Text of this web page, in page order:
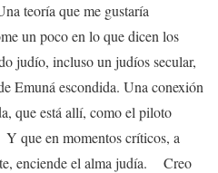
teoría que me gustaría
un poco en lo que dicen los
judío, incluso un judíos secular,
Emuná escondida. Una conexión
que está allí, como el piloto
que en momentos críticos, a
enciende el alma judía. Creo